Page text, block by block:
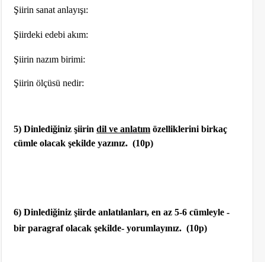
Şiirin sanat anlayışı:
Şiirdeki edebi akım:
Şiirinnazım birimi:
Şiirin ölçüsü nedir:
5) Dinlediğiniz şiirindil ve anlatım özelliklerini birkaç
cümle olacak şekilde yazınız. (10p)
6) Dinlediğiniz şiirde anlatılanları, en az 5-6 cümleyle -
bir paragraf olacak şekilde- yorumlayınız. (10p)